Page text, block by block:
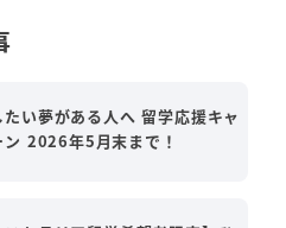
たい夢がある人へ 留学応援キャ
ン 2026年5月末まで！